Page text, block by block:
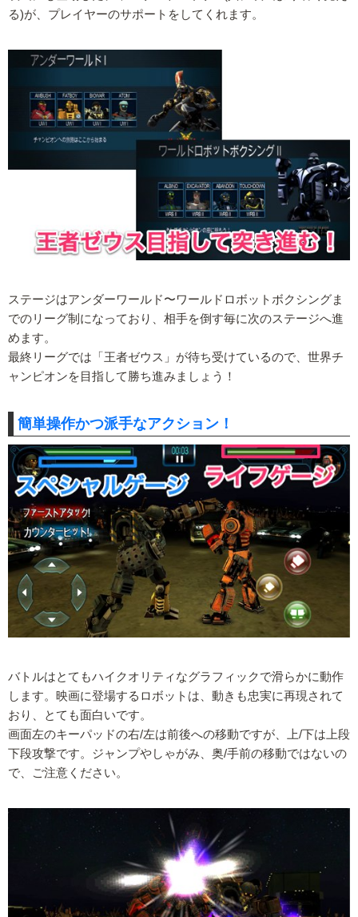
る)が、プレイヤーのサポートをしてくれます。
ステージはアンダーワールド〜ワールドロボットボクシングま
でのリーグ制になっており、相手を倒す毎に次のステージへ進
めます。
最終リーグでは「王者ゼウス」が待ち受けているので、世界チ
ャンピオンを目指して勝ち進みましょう！
簡単操作かつ派手なアクション！
バトルはとてもハイクオリティなグラフィックで滑らかに動作
します。映画に登場するロボットは、動きも忠実に再現されて
おり、とても面白いです。
画面左のキーパッドの右/左は前後への移動ですが、上/下は上段
下段攻撃です。ジャンプやしゃがみ、奥/手前の移動ではないの
で、ご注意ください。